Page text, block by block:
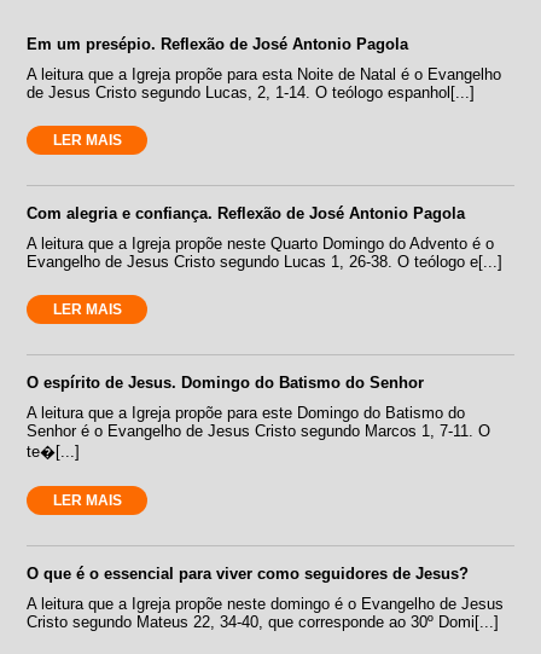
Em um presépio. Reflexão de José Antonio Pagola
A leitura que a Igreja propõe para esta Noite de Natal é o Evangelho
de Jesus Cristo segundo Lucas, 2, 1-14. O teólogo espanhol[...]
LER MAIS
Com alegria e confiança. Reflexão de José Antonio Pagola
A leitura que a Igreja propõe neste Quarto Domingo do Advento é o
Evangelho de Jesus Cristo segundo Lucas 1, 26-38. O teólogo e[...]
LER MAIS
O espírito de Jesus. Domingo do Batismo do Senhor
A leitura que a Igreja propõe para este Domingo do Batismo do
Senhor é o Evangelho de Jesus Cristo segundo Marcos 1, 7-11. O
te�[...]
LER MAIS
O que é o essencial para viver como seguidores de Jesus?
A leitura que a Igreja propõe neste domingo é o Evangelho de Jesus
Cristo segundo Mateus 22, 34-40, que corresponde ao 30º Domi[...]